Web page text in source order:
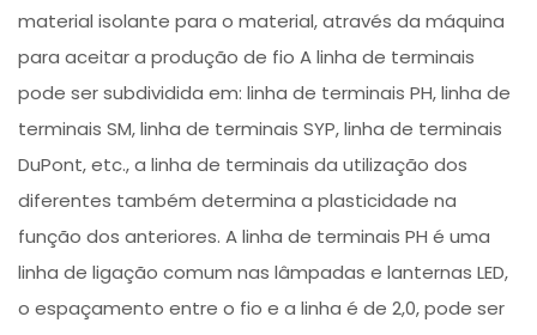
material isolante para o material, através da máquina
para aceitar a produção de fio A linha de terminais
pode ser subdividida em: linha de terminais PH, linha de
terminais SM, linha de terminais SYP, linha de terminais
DuPont, etc., a linha de terminais da utilização dos
diferentes também determina a plasticidade na
função dos anteriores. A linha de terminais PH é uma
linha de ligação comum nas lâmpadas e lanternas LED,
o espaçamento entre o fio e a linha é de 2,0, pode ser